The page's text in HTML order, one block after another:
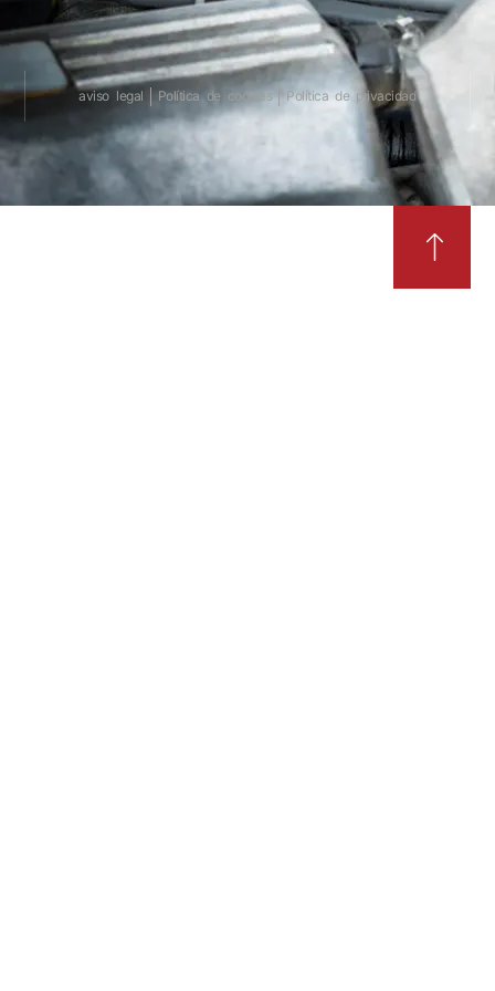
aviso legal Política de cookies Política de privacidad